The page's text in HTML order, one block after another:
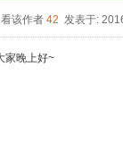
该作者 42 发表于:
家晚上好~